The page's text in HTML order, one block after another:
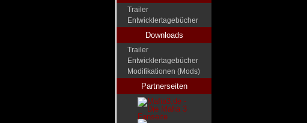
Trailer
Entwicklertagebücher
Downloads
Trailer
Entwicklertagebücher
Modifikationen (Mods)
Partnerseiten